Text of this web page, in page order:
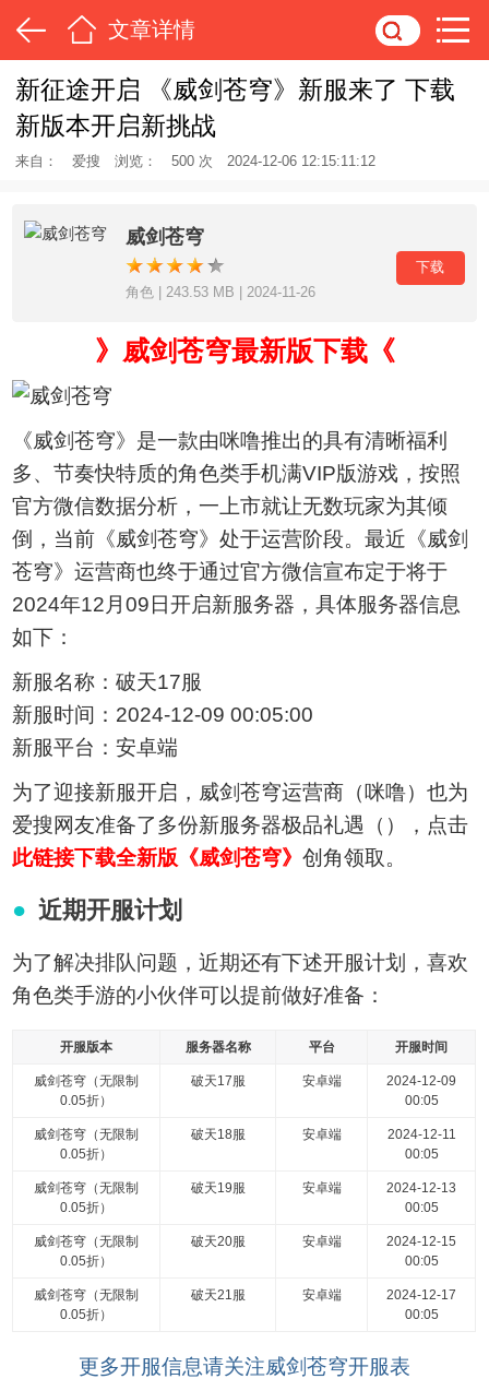
文章详情
新征途开启 《威剑苍穹》新服来了 下载
新版本开启新挑战
来自： 爱搜 浏览： 500 次 2024-12-06 12:15:11:12
威剑苍穹
角色 | 243.53 MB | 2024-11-26
下载
》威剑苍穹最新版下载《
《威剑苍穹》是一款由咪噜推出的具有清晰福利
多、节奏快特质的角色类手机满VIP版游戏，按照
官方微信数据分析，一上市就让无数玩家为其倾
倒，当前《威剑苍穹》处于运营阶段。最近《威剑
苍穹》运营商也终于通过官方微信宣布定于将于
2024年12月09日开启新服务器，具体服务器信息
如下：
新服名称：破天17服
新服时间：2024-12-09 00:05:00
新服平台：安卓端
为了迎接新服开启，威剑苍穹运营商（咪噜）也为
爱搜网友准备了多份新服务器极品礼遇（），点击
此链接下载全新版《威剑苍穹》创角领取。
近期开服计划
为了解决排队问题，近期还有下述开服计划，喜欢
角色类手游的小伙伴可以提前做好准备：
开服版本 服务器名称 平台 开服时间
威剑苍穹（无限制
0.05折）
破天17服 安卓端
2024-12-09
00:05
威剑苍穹（无限制
0.05折）
破天18服 安卓端
2024-12-11
00:05
威剑苍穹（无限制
0.05折）
破天19服 安卓端
2024-12-13
00:05
威剑苍穹（无限制
0.05折）
破天20服 安卓端
2024-12-15
00:05
威剑苍穹（无限制
0.05折）
破天21服 安卓端
2024-12-17
00:05
更多开服信息请关注威剑苍穹开服表